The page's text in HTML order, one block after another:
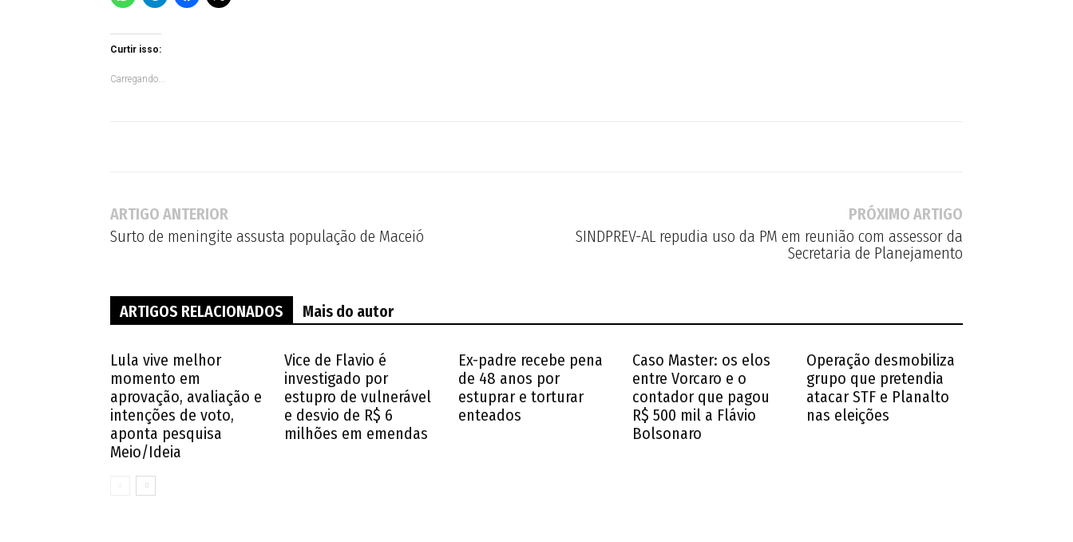
Curtir isso:
Carregando...
ARTIGO ANTERIOR
Surto de meningite assusta população de Maceió
PRÓXIMO ARTIGO
SINDPREV-AL repudia uso da PM em reunião com assessor da
Secretaria de Planejamento
ARTIGOS RELACIONADOS Mais do autor
Lula vive melhor
momento em
aprovação, avaliação e
intenções de voto,
aponta pesquisa
Meio/Ideia
Vice de Flavio é
investigado por
estupro de vulnerável
e desvio de R$ 6
milhões em emendas
Ex-padre recebe pena
de 48 anos por
estuprar e torturar
enteados
Caso Master: os elos
entre Vorcaro e o
contador que pagou
R$ 500 mil a Flávio
Bolsonaro
Operação desmobiliza
grupo que pretendia
atacar STF e Planalto
nas eleições